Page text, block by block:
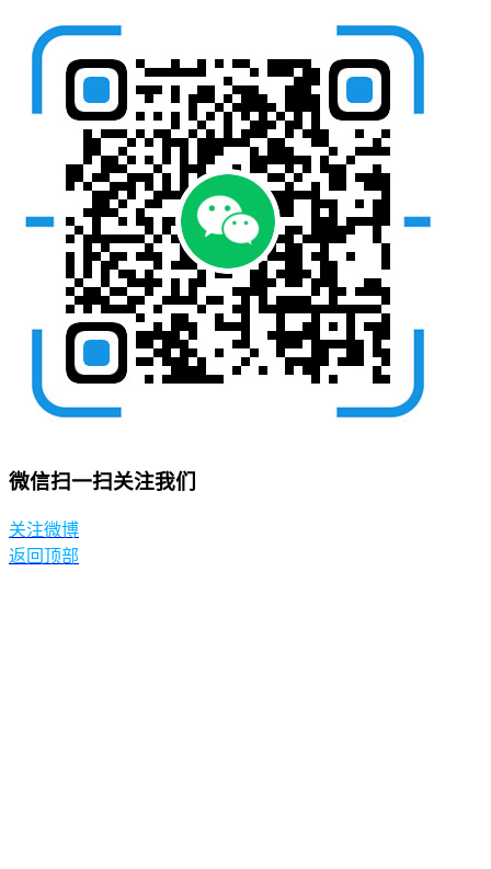
微信扫一扫关注我们
关注微博
返回顶部